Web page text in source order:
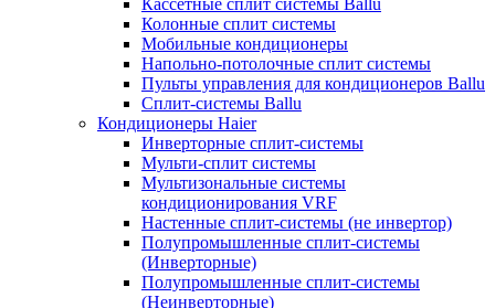
Колонные сплит системы
Мобильные кондиционеры
Напольно-потолочные сплит системы
Пульты управления для кондиционеров Ballu
Сплит-системы Ballu
Кондиционеры Haier
Инверторные сплит-системы
Мульти-сплит системы
Мультизональные системы
кондиционирования VRF
Настенные сплит-системы (не инвертор)
Полупромышленные сплит-системы
(Инверторные)
Полупромышленные сплит-системы
(Неинверторные)